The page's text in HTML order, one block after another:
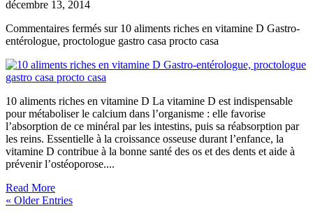
décembre 13, 2014
Commentaires fermés sur 10 aliments riches en vitamine D Gastro-
entérologue, proctologue gastro casa procto casa
10 aliments riches en vitamine D La vitamine D est indispensable
pour métaboliser le calcium dans l’organisme : elle favorise
l’absorption de ce minéral par les intestins, puis sa réabsorption par
les reins. Essentielle à la croissance osseuse durant l’enfance, la
vitamine D contribue à la bonne santé des os et des dents et aide à
prévenir l’ostéoporose....
Read More
« Older Entries